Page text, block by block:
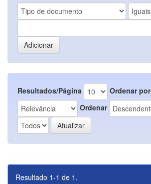
Resultados/Página
Ordenar por
Ordenar
Resultado 1-1 de 1.